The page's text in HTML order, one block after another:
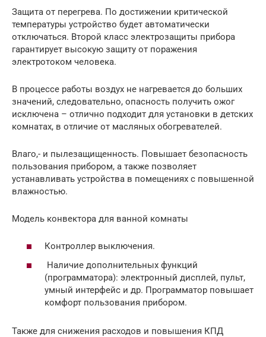
Защита от перегрева. По достижении критической
температуры устройство будет автоматически
отключаться. Второй класс электрозащиты прибора
гарантирует высокую защиту от поражения
электротоком человека.
В процессе работы воздух не нагревается до больших
значений, следовательно, опасность получить ожог
исключена – отлично подходит для установки в детских
комнатах, в отличие от масляных обогревателей.
Влаго,- и пылезащищенность. Повышает безопасность
пользования прибором, а также позволяет
устанавливать устройства в помещениях с повышенной
влажностью.
Модель конвектора для ванной комнаты
Контроллер выключения.
Наличие дополнительных функций
(программатора): электронный дисплей, пульт,
умный интерфейс и др. Программатор повышает
комфорт пользования прибором.
Также для снижения расходов и повышения КПД